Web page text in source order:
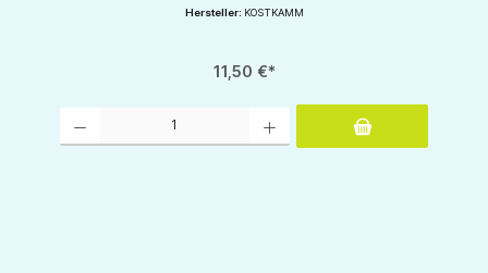
Hersteller: KOSTKAMM
11,50 €*